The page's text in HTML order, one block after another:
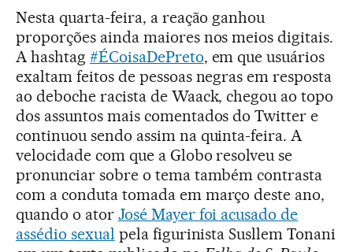
Nesta quarta-feira, a reação ganhou
proporções ainda maiores nos meios digitais.
A hashtag #ÉCoisaDePreto, em que usuários
exaltam feitos de pessoas negras em resposta
ao deboche racista de Waack, chegou ao topo
dos assuntos mais comentados do Twitter e
continuou sendo assim na quinta-feira. A
velocidade com que a Globo resolveu se
pronunciar sobre o tema também contrasta
com a conduta tomada em março deste ano,
quando o ator José Mayer foi acusado de
assédio sexual pela figurinista Susllem Tonani